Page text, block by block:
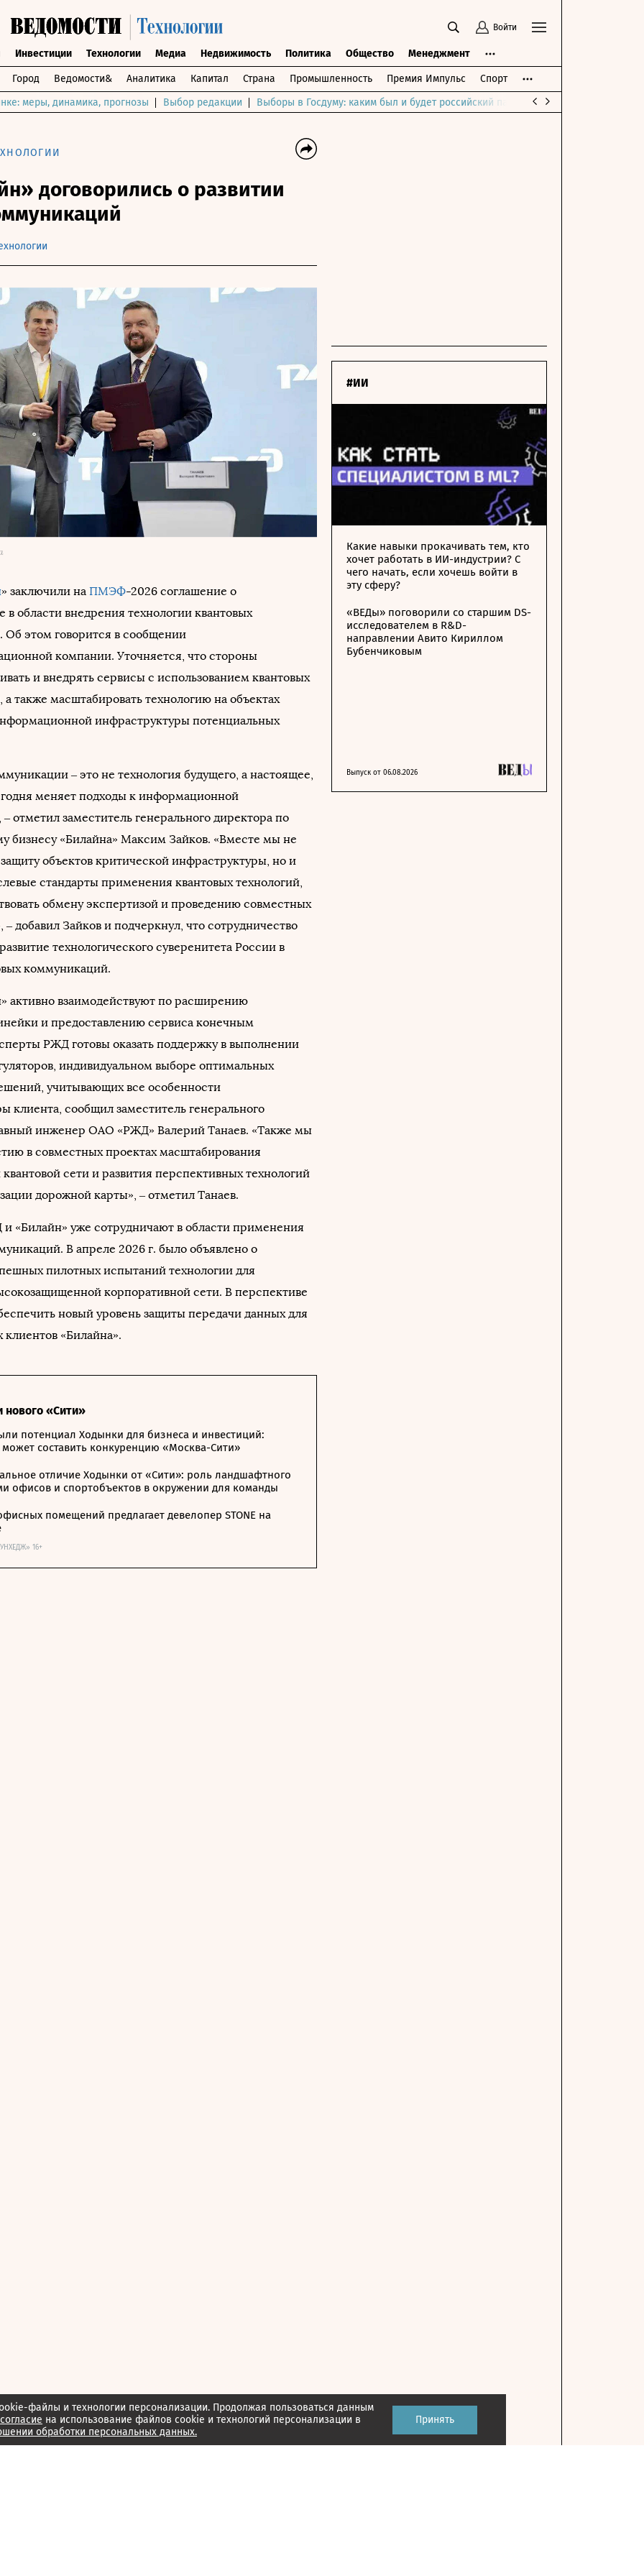
файлы и технологии персонализации. Продолжая пользоваться данным
согласие на использование файлов cookie и технологий персонализации в
обработки персональных данных.
Принять
Войти
Инвестиции Технологии Медиа Недвижимость Политика Общество Менеджмент
Город Ведомости& Аналитика Капитал Страна Промышленность Премия Импульс Спорт
меры, динамика, прогнозы Выбор редакции Выборы в Госдуму: каким был и будет российский парламент
договорились о развитии
» заключили на ПМЭФ-2026 соглашение о
в области внедрения технологии квантовых
этом говорится в сообщении
компании. Уточняется, что стороны
и внедрять сервисы с использованием квантовых
также масштабировать технологию на объектах
инфраструктуры потенциальных
– это не технология будущего, а настоящее,
меняет подходы к информационной
– отметил заместитель генерального директора по
бизнесу «Билайна» Максим Зайков. «Вместе мы не
объектов критической инфраструктуры, но и
стандарты применения квантовых технологий,
обмену экспертизой и проведению совместных
– добавил Зайков и подчеркнул, что сотрудничество
технологического суверенитета России в
коммуникаций.
активно взаимодействуют по расширению
и предоставлению сервиса конечным
РЖД готовы оказать поддержку в выполнении
индивидуальном выборе оптимальных
учитывающих все особенности
клиента, сообщил заместитель генерального
инженер ОАО «РЖД» Валерий Танаев. «Также мы
в совместных проектах масштабирования
сети и развития перспективных технологий
дорожной карты», – отметил Танаев.
«Билайн» уже сотрудничают в области применения
В апреле 2026 г. было объявлено о
пилотных испытаний технологии для
корпоративной сети. В перспективе
новый уровень защиты передачи данных для
«Билайна».
нового «Сити»
потенциал Ходынки для бизнеса и инвестиций:
составить конкуренцию «Москва-Сити»
отличие Ходынки от «Сити»: роль ландшафтного
офисов и спортобъектов в окружении для команды
помещений предлагает девелопер STONE на
16+
#ИИ
Какие навыки прокачивать тем, кто
хочет работать в ИИ-индустрии? С
чего начать, если хочешь войти в
эту сферу?
«ВЕДы» поговорили со старшим DS-
исследователем в R&D-
направлении Авито Кириллом
Бубенчиковым
Выпуск от 06.08.2026